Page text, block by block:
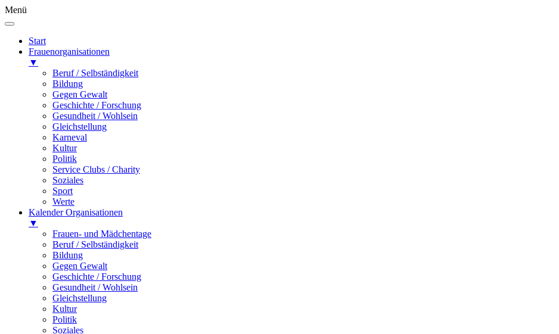
Menü
Start
Frauenorganisationen
▼
Beruf / Selbständigkeit
Bildung
Gegen Gewalt
Geschichte / Forschung
Gesundheit / Wohlsein
Gleichstellung
Karneval
Kultur
Politik
Service Clubs / Charity
Soziales
Sport
Werte
Kalender Organisationen
▼
Frauen- und Mädchentage
Beruf / Selbständigkeit
Bildung
Gegen Gewalt
Geschichte / Forschung
Gesundheit / Wohlsein
Gleichstellung
Kultur
Politik
Soziales